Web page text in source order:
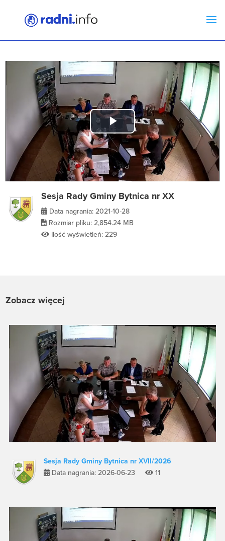
Play
Video
Sesja Rady Gminy Bytnica nr XX
Data nagrania: 2021-10-28
Rozmiar pliku: 2,854.24 MB
Ilość wyświetleń: 229
Zobacz więcej
Sesja Rady Gminy Bytnica nr XVII/2026
Data nagrania: 2026-06-23
11